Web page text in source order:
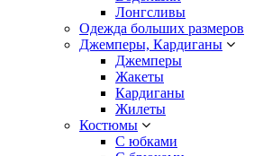
Лонгсливы
Одежда больших размеров
Джемперы, Кардиганы
Джемперы
Жакеты
Кардиганы
Жилеты
Костюмы
С юбками